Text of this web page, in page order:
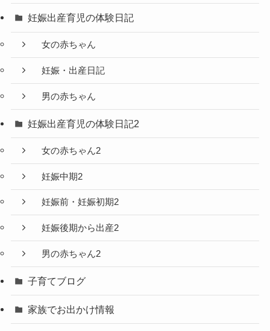
妊娠出産育児の体験日記
女の赤ちゃん
妊娠・出産日記
男の赤ちゃん
妊娠出産育児の体験日記2
女の赤ちゃん2
妊娠中期2
妊娠前・妊娠初期2
妊娠後期から出産2
男の赤ちゃん2
子育てブログ
家族でお出かけ情報